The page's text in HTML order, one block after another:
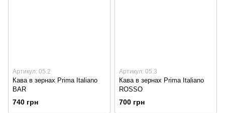
Артикул: 05.2
Кава в зернах Prima Italiano
BAR
740 грн
Артикул: 05.3
Кава в зернах Prima Italiano
ROSSO
700 грн